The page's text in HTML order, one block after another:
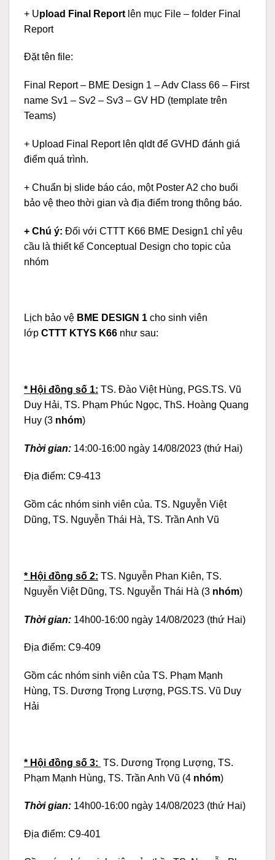
+ Upload Final Report lên mục File – folder Final
Report
Đặt tên file:
Final Report – BME Design 1 – Adv Class 66 – First
name Sv1 – Sv2 – Sv3 – GV HD (template trên
Teams)
+ Upload Final Report lên qldt để GVHD đánh giá
điểm quá trình.
+ Chuẩn bị slide báo cáo, một Poster A2 cho buổi
bảo vệ theo thời gian và địa điểm trong thông báo.
+ Chú ý: Đối với CTTT K66 BME Design1 chỉ yêu
cầu là thiết kế Conceptual Design cho topic của
nhóm
Lịch bảo vệ BME DESIGN 1 cho sinh viên
lớp CTTT KTYS K66 như sau:
* Hội đồng số 1: TS. Đào Việt Hùng, PGS.TS. Vũ
Duy Hải, TS. Phạm Phúc Ngọc, ThS. Hoàng Quang
Huy (3 nhóm)
Thời gian: 14:00-16:00 ngày 14/08/2023 (thứ Hai)
Địa điểm: C9-413
Gồm các nhóm sinh viên của. TS. Nguyễn Việt
Dũng, TS. Nguyễn Thái Hà, TS. Trần Anh Vũ
* Hội đồng số 2: TS. Nguyễn Phan Kiên, TS.
Nguyễn Việt Dũng, TS. Nguyễn Thái Hà (3 nhóm)
Thời gian: 14h00-16:00 ngày 14/08/2023 (thứ Hai)
Địa điểm: C9-409
Gồm các nhóm sinh viên của TS. Phạm Mạnh
Hùng, TS. Dương Trọng Lượng, PGS.TS. Vũ Duy
Hải
* Hội đồng số 3: TS. Dương Trọng Lượng, TS.
Phạm Mạnh Hùng, TS. Trần Anh Vũ (4 nhóm)
Thời gian: 14h00-16:00 ngày 14/08/2023 (thứ Hai)
Địa điểm: C9-401